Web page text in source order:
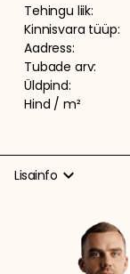
Tehingu liik:
Kinnisvara tüüp:
Aadress:
Tubade arv:
Üldpind:
Hind / m²
Lisainfo expand_more
Müüki on tulnud